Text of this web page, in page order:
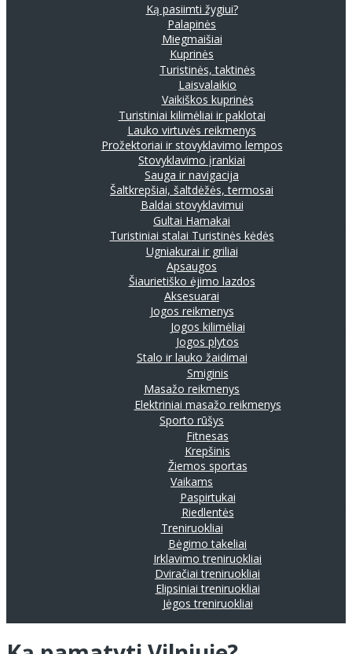
Ką pasiimti žygiui?
Palapinės
Miegmaišiai
Kuprinės
Turistinės, taktinės
Laisvalaikio
Vaikiškos kuprinės
Turistiniai kilimėliai ir paklotai
Lauko virtuvės reikmenys
Prožektoriai ir stovyklavimo lempos
Stovyklavimo įrankiai
Sauga ir navigacija
Šaltkrepšiai, šaltdėžės, termosai
Baldai stovyklavimui
Gultai Hamakai
Turistiniai stalai Turistinės kėdės
Ugniakurai ir griliai
Apsaugos
Šiaurietiško ėjimo lazdos
Aksesuarai
Jogos reikmenys
Jogos kilimėliai
Jogos plytos
Stalo ir lauko žaidimai
Smiginis
Masažo reikmenys
Elektriniai masažo reikmenys
Sporto rūšys
Fitnesas
Krepšinis
Žiemos sportas
Vaikams
Paspirtukai
Riedlentės
Treniruokliai
Bėgimo takeliai
Irklavimo treniruokliai
Dviračiai treniruokliai
Elipsiniai treniruokliai
Jėgos treniruokliai